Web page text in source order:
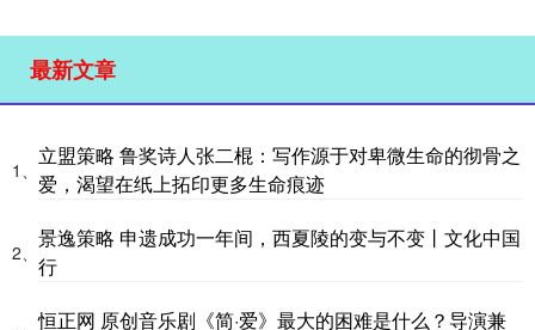
最新文章
1、
立盟策略 鲁奖诗人张二棍：写作源于对卑微生命的彻骨之
爱，渴望在纸上拓印更多生命痕迹
2、
景逸策略 申遗成功一年间，西夏陵的变与不变丨文化中国
行
恒正网 原创音乐剧《简·爱》最大的困难是什么？导演兼